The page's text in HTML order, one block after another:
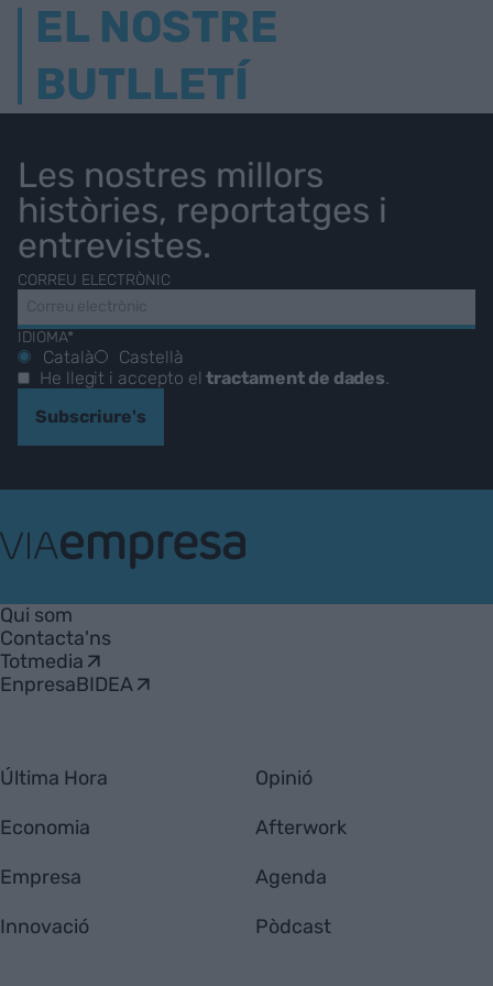
EL NOSTRE
BUTLLETÍ
Les nostres millors
històries, reportatges i
entrevistes.
CORREU ELECTRÒNIC
IDIOMA*
Català
Castellà
He llegit i accepto eltractament de dades.
Subscriure's
Empresa
Qui som
Contacta'ns
Totmedia
EnpresaBIDEA
Última Hora
Economia
Empresa
Innovació
Opinió
Afterwork
Agenda
Pòdcast